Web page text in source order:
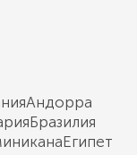
Андорра
Бразилия
Египет